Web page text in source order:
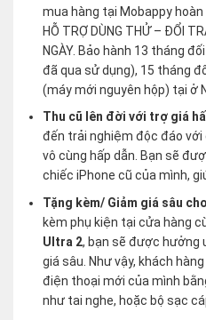
mua hàng tại Mobappy
HỖ TRỢ DÙNG THỬ – ĐỔI
NGÀY. Bảo hành 13 tháng
đã qua sử dụng), 15 tháng
(máy mới nguyên hộp) tại ở
Thu cũ lên đời với trợ giá
đến trải nghiệm độc đáo
vô cùng hấp dẫn. Bạn sẽ
chiếc iPhone cũ của mình,
Tặng kèm/ Giảm giá sâu
kèm phụ kiện tại cửa hàng
Ultra 2, bạn sẽ được hưởng
giá sâu. Như vậy, khách
điện thoại mới của mình
như tai nghe, hoặc bộ sạc